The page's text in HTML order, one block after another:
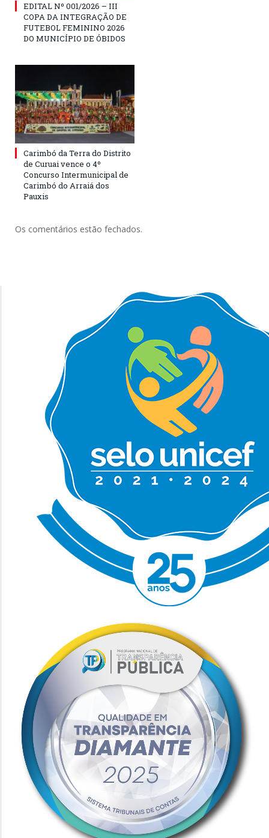
EDITAL Nº 001/2026 – III
COPA DA INTEGRAÇÃO DE
FUTEBOL FEMININO 2026
DO MUNICÍPIO DE ÓBIDOS
Carimbó da Terra do Distrito
de Curuai vence o 4º
Concurso Intermunicipal de
Carimbó do Arraiá dos
Pauxis
Os comentários estão fechados.